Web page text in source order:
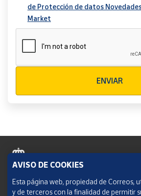
de Protección de datos
Market
ENVIAR
Política de cookies
AVISO DE COOKIES
Esta página web, propiedad de Correos,
y de terceros con la finalidad de permitir